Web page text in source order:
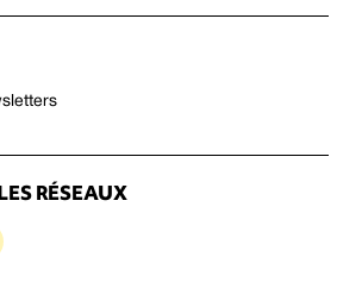
RÉSEAUX